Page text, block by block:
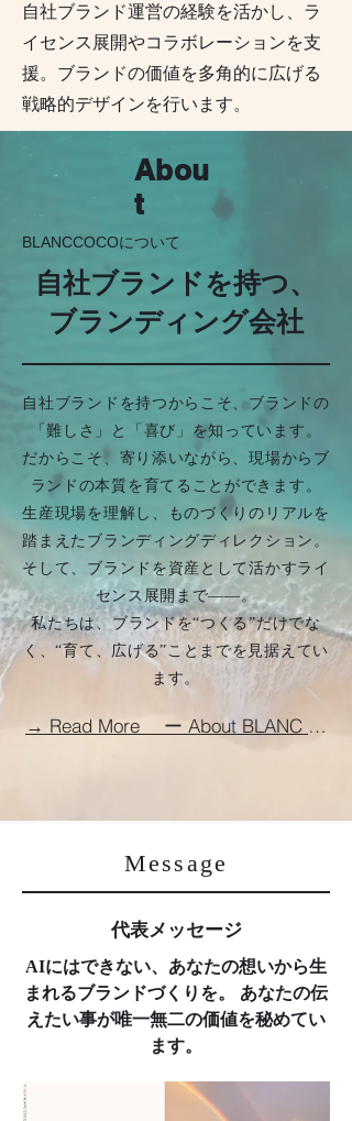
自社ブランド運営の経験を活かし、ラ
イセンス展開やコラボレーションを支
援。ブランドの価値を多角的に広げる
戦略的デザインを行います。
Abou
t
BLANCCOCOについて
自社ブランドを持つ、
ブランディング会社
自社ブランドを持つからこそ、ブランドの
「難しさ」と「喜び」を知っています。
だからこそ、寄り添いながら、現場からブ
ランドの本質を育てることができます。
生産現場を理解し、ものづくりのリアルを
踏まえたブランディングディレクション。
そして、ブランドを資産として活かすライ
センス展開まで——。
私たちは、ブランドを“つくる”だけでな
く、“育て、広げる”ことまでを見据えてい
ます。
→ Read More ー About BLANC
Message
代表メッセージ
AIにはできない、あなたの想いから生
まれるブランドづくりを。 あなたの伝
えたい事が唯一無二の価値を秘めてい
ます。